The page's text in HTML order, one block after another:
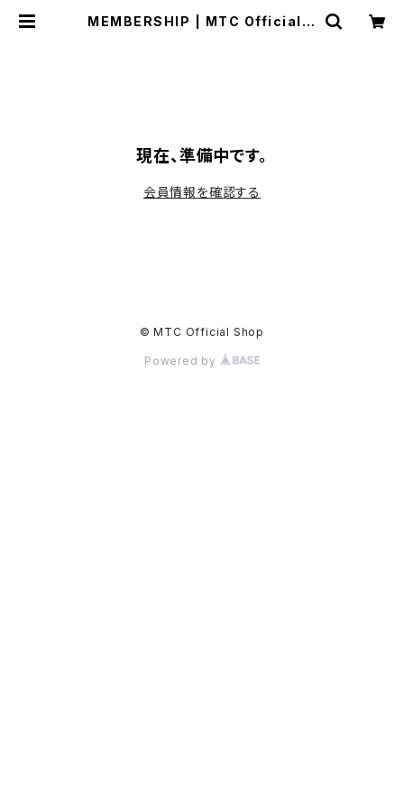
MEMBERSHIP | MTC Official S
現在、準備中です。
会員情報を確認する
© MTC Official Shop
Powered by